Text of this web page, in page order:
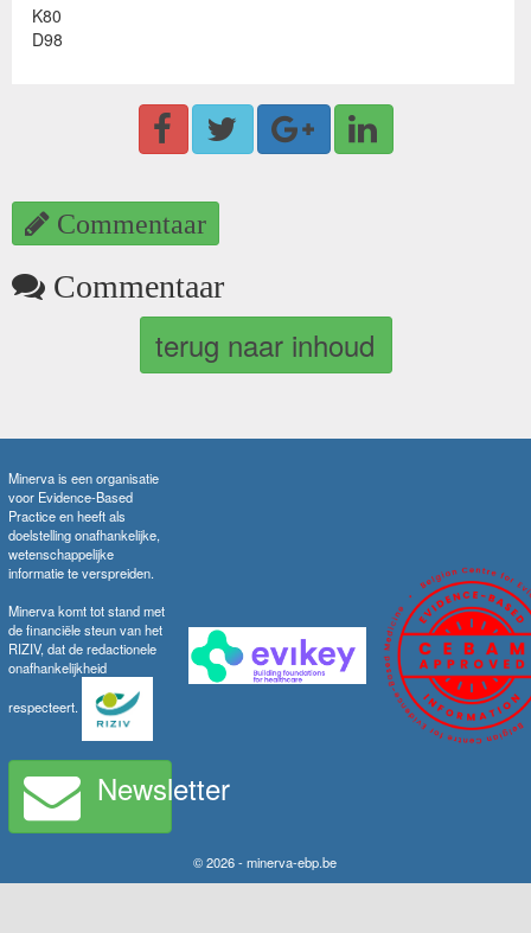
K80
D98
Commentaar
Commentaar
terug naar inhoud
Minerva is een organisatie
voor Evidence-Based
Practice en heeft als
doelstelling onafhankelijke,
wetenschappelijke
informatie te verspreiden.
Minerva komt tot stand met
de financiële steun van het
RIZIV, dat de redactionele
onafhankelijkheid
respecteert.
Newsletter
© 2026 - minerva-ebp.be